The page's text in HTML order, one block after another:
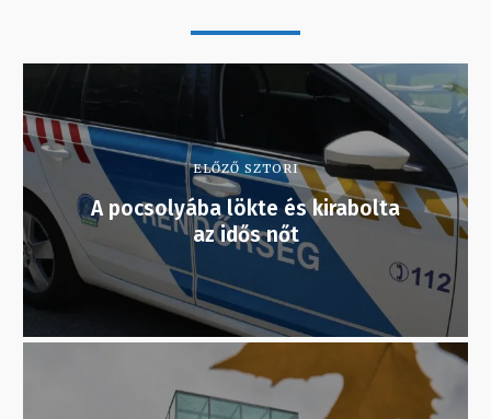
ELŐZŐ SZTORI
A pocsolyába lökte és kirabolta
az idős nőt